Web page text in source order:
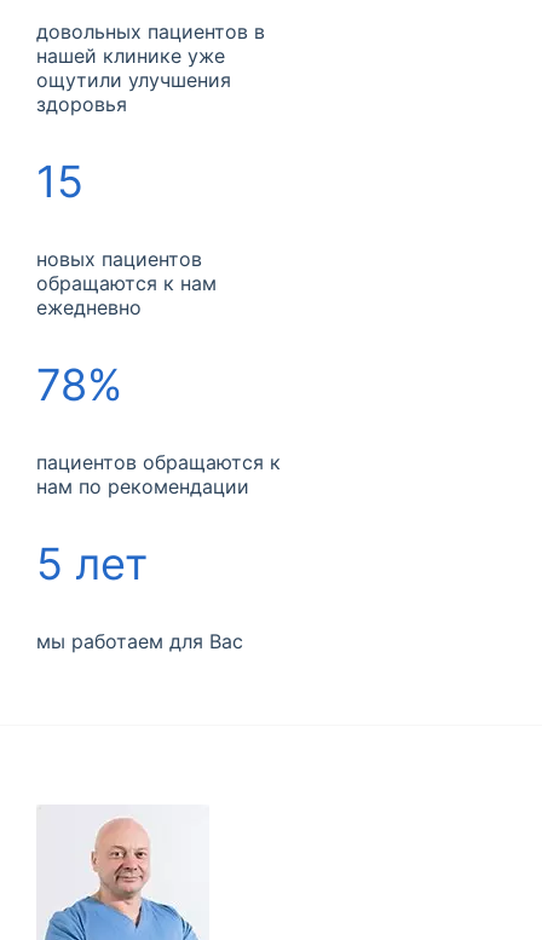
довольных пациентов в
нашей клинике уже
ощутили улучшения
здоровья
15
новых пациентов
обращаются к нам
ежедневно
78%
пациентов обращаются к
нам по рекомендации
5 лет
мы работаем для Вас